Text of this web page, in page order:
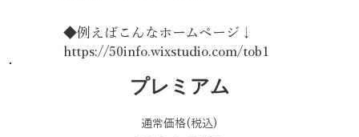
◆例えばこんなホームページ↓
https://50info.wixstudio.com/tob1
プレミアム
通常価格(税込)